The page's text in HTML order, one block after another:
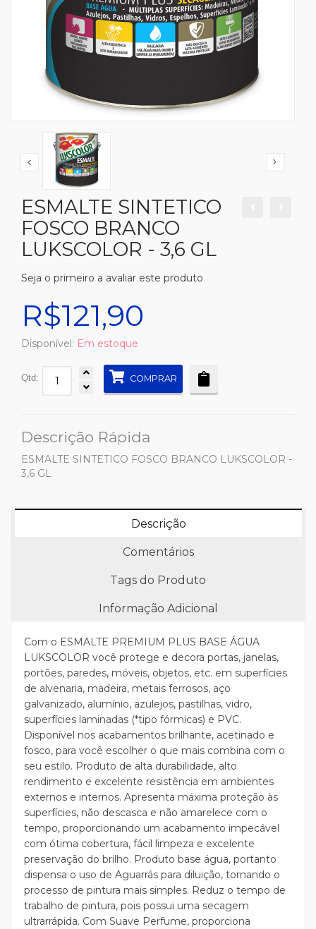
ESMALTE SINTETICO
FOSCO BRANCO
LUKSCOLOR - 3,6 GL
Seja o primeiro a avaliar este produto
R$121,90
Disponível: Em estoque
Qtd: COMPRAR
Descrição Rápida
ESMALTE SINTETICO FOSCO BRANCO LUKSCOLOR -
3,6 GL
Descrição
Comentários
Tags do Produto
Informação Adicional
Com o ESMALTE PREMIUM PLUS BASE ÁGUA
LUKSCOLOR você protege e decora portas, janelas,
portões, paredes, móveis, objetos, etc. em superfícies
de alvenaria, madeira, metais ferrosos, aço
galvanizado, alumínio, azulejos, pastilhas, vidro,
superfícies laminadas (*tipo fórmicas) e PVC.
Disponível nos acabamentos brilhante, acetinado e
fosco, para você escolher o que mais combina com o
seu estilo. Produto de alta durabilidade, alto
rendimento e excelente resistência em ambientes
externos e internos. Apresenta máxima proteção às
superfícies, não descasca e não amarelece com o
tempo, proporcionando um acabamento impecável
com ótima cobertura, fácil limpeza e excelente
preservação do brilho. Produto base água, portanto
dispensa o uso de Aguarrás para diluição, tornando o
processo de pintura mais simples. Reduz o tempo de
trabalho de pintura, pois possui uma secagem
ultrarrápida. Com Suave Perfume, proporciona